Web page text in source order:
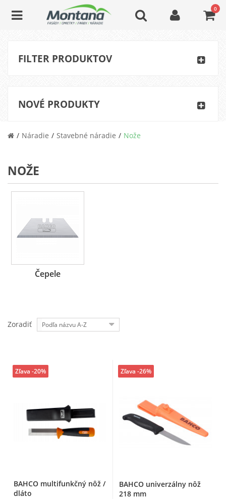
0
FILTER PRODUKTOV
NOVÉ PRODUKTY
Náradie Stavebné náradie Nože
NOŽE
Čepele
Zoradiť Podľa názvu A-Z
BAHCO multifunkčný nôž /
dláto
Zľava -20%
BAHCO univerzálny nôž
218 mm
Zľava -26%